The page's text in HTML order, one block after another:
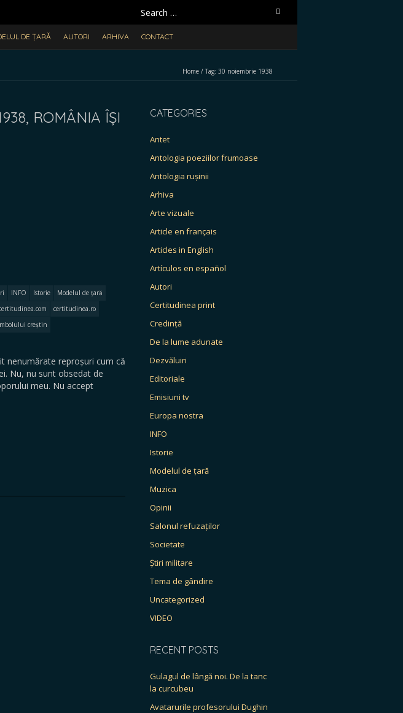
Search
for:
DE ȚARĂ AUTORI ARHIVA CONTACT
Home / Tag: 30 noiembrie 1938
ROMÂNIA ÎȘI
INFO Istorie
Modelul de țară
certitudinea.ro
creștin
nenumărate reproșuri cum că
Nu, nu sunt obsedat de
meu. Nu accept
CATEGORIES
Antet
Antologia poeziilor frumoase
Antologia rușinii
Arhiva
Arte vizuale
Article en français
Articles in English
Artículos en español
Autori
Certitudinea print
Credință
De la lume adunate
Dezvăluiri
Editoriale
Emisiuni tv
Europa nostra
INFO
Istorie
Modelul de țară
Muzica
Opinii
Salonul refuzaților
Societate
Știri militare
Tema de gândire
Uncategorized
VIDEO
RECENT POSTS
Gulagul de lângă noi. De la tanc
la curcubeu
Avatarurile profesorului Dughin